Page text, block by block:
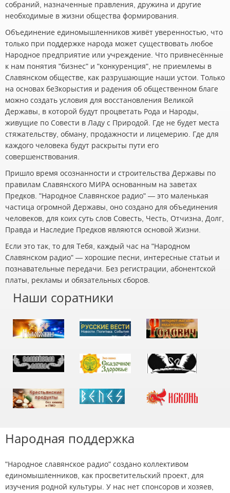
собраний, назначенные правления, дружина и другие
необходимые в жизни общества формирования.
Объединение единомышленников живёт уверенностью, что
только при поддержке народа может существовать любое
Народное предприятие или учреждение. Что привнесённые
к нам понятия "бизнес" и "конкуренция", не приемлемы в
Славянском обществе, как разрушающие наши устои. Только
на основах беЗкорыстия и радения об общественном благе
можно создать условия для восстановления Великой
Державы, в которой будут процветать Рода и Народы,
живущие по Совести в Ладу с Природой. Где не будет места
стяжательству, обману, продажности и лицемерию. Где для
каждого человека будут раскрыты пути его
совершенствования.
Пришло время осознанности и строительства Державы по
правилам Славянского МИРА основанным на заветах
Предков. "Народное Славянское радио" — это маленькая
частица огромной Державы, оно создано для объединения
человеков, для коих суть слов Совесть, Честь, Отчизна, Долг,
Правда и Наследие Предков являются основой Жизни.
Если это так, то для Тебя, каждый час на "Народном
Славянском радио" — хорошие песни, интересные статьи и
познавательные передачи. Без регистрации, абонентской
платы, рекламы и обязательных сборов.
Наши соратники
Народная поддержка
"Народное славянское радио" создано коллективом
единомышленников, как просветительский проект, для
изучения родной культуры. У нас нет спонсоров и хозяев,